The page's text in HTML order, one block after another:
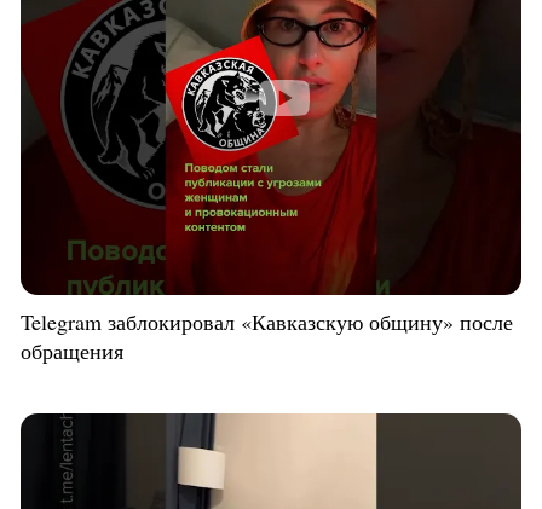
Telegram заблокировал «Кавказскую общину» после
обращения